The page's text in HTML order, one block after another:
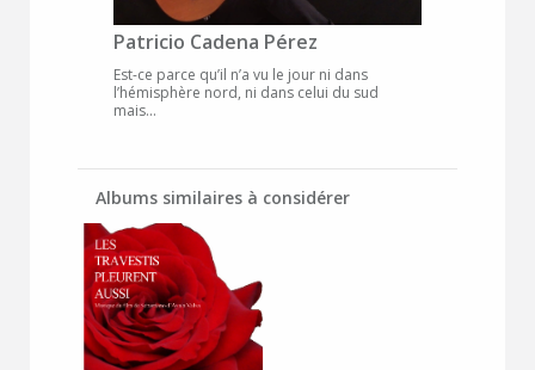
Patricio Cadena Pérez
Est-ce parce qu’il n’a vu le jour ni dans
l’hémisphère nord, ni dans celui du sud
mais...
Albums similaires à considérer